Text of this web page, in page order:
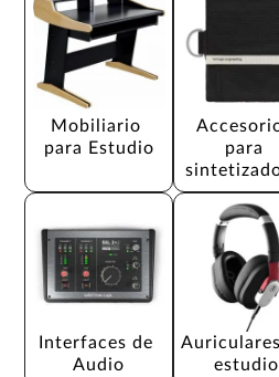
Mobiliario
para Estudio
para
Interfaces de
Audio
estudio